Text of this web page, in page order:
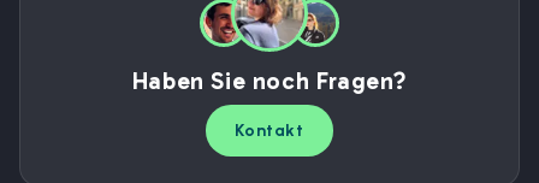
Haben Sie noch Fragen?
Kontakt